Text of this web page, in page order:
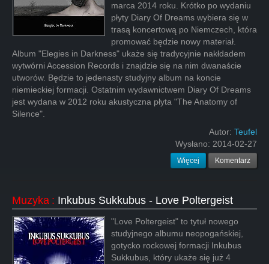
marca 2014 roku. Krótko po wydaniu
płyty Diary Of Dreams wybiera się w
trasą koncertową po Niemczech, która
promować będzie nowy materiał.
Album "Elegies in Darkness" ukaże się tradycyjnie nakłdadem
wytwórni Accession Records i znajdzie się na nim dwanaście
utworów. Będzie to jedenasty studyjny album na koncie
niemieckiej formacji. Ostatnim wydawnictwem Diary Of Dreams
jest wydana w 2012 roku akustyczna płyta "The Anatomy of
Silence".
Autor: Teufel
Wysłano: 2014-02-27
Więcej Komentarz
Muzyka : Inkubus Sukkubus - Love Poltergeist
"Love Poltergeist" to tytuł nowego
studyjnego albumu neopogańskiej,
gotycko rockowej formacji Inkubus
Sukkubus, który ukaże się już 4